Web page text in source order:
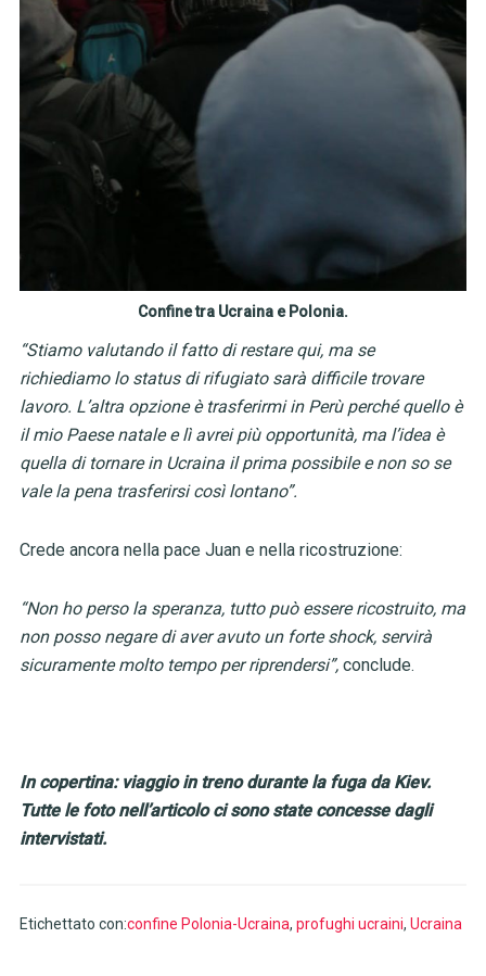
Confine tra Ucraina e Polonia.
“Stiamo valutando il fatto di restare qui, ma se
richiediamo lo status di rifugiato sarà difficile trovare
lavoro. L’altra opzione è trasferirmi in Perù perché quello è
il mio Paese natale e lì avrei più opportunità, ma l’idea è
quella di tornare in Ucraina il prima possibile e non so se
vale la pena trasferirsi così lontano”.
Crede ancora nella pace Juan e nella ricostruzione:
“Non ho perso la speranza, tutto può essere ricostruito, ma
non posso negare di aver avuto un forte shock, servirà
sicuramente molto tempo per riprendersi”,conclude.
In copertina: viaggio in treno durante la fuga da Kiev.
Tutte le foto nell’articolo ci sono state concesse dagli
intervistati.
Etichettato con:confine Polonia-Ucraina, profughi ucraini, Ucraina